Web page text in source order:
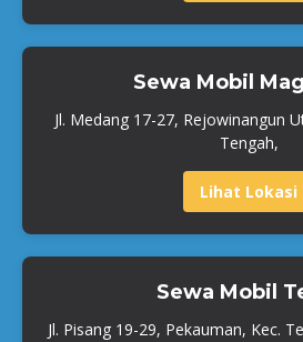
Sewa Mobil
Jl. Medang 17-27, Rejowinangun
Tengah,
Lihat Lokasi
Sewa Mobil
Jl. Pisang 19-29, Pekauman, Kec.